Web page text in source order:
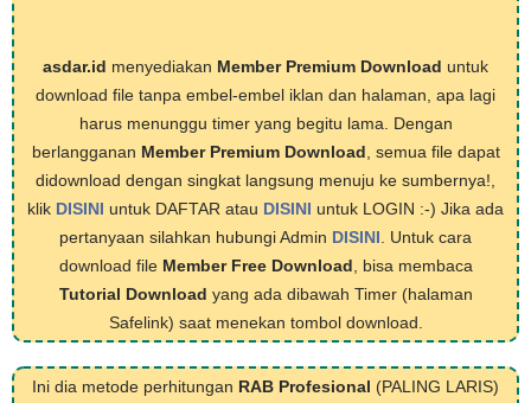
asdar.id menyediakan Member Premium Download untuk
download file tanpa embel-embel iklan dan halaman, apa lagi
harus menunggu timer yang begitu lama. Dengan
berlangganan Member Premium Download , semua file dapat
didownload dengan singkat langsung menuju ke sumbernya!,
klik DISINI untuk DAFTAR atau DISINI untuk LOGIN :-) Jika ada
pertanyaan silahkan hubungi Admin DISINI . Untuk cara
download file Member Free Download , bisa membaca
Tutorial Download yang ada dibawah Timer (halaman
Safelink) saat menekan tombol download.
Ini dia metode perhitungan RAB Profesional (PALING LARIS)